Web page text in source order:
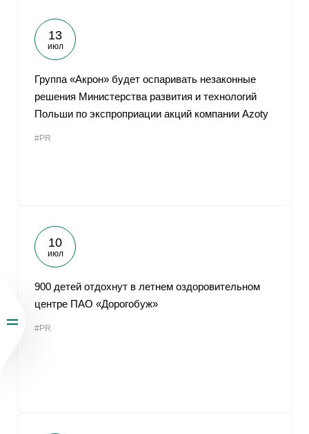
13
июл
Группа «Акрон» будет оспаривать незаконные
решения Министерства развития и технологий
Польши по экспроприации акций компании Azoty
#PR
10
июл
900 детей отдохнут в летнем оздоровительном
центре ПАО «Дорогобуж»
#PR